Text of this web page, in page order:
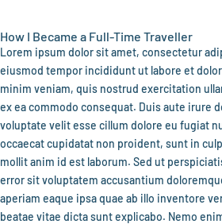
How I Became a Full-Time Traveller
Lorem ipsum dolor sit amet, consectetur
eiusmod tempor incididunt ut labore et
minim veniam, quis nostrud exercitation
ex ea commodo consequat. Duis aute irure
voluptate velit esse cillum dolore eu fugiat
occaecat cupidatat non proident, sunt in
mollit anim id est laborum. Sed ut
error sit voluptatem accusantium
aperiam eaque ipsa quae ab illo inventore
beatae vitae dicta sunt explicabo. Nemo